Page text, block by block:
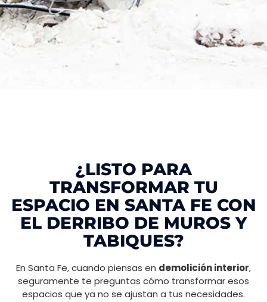
¿LISTO PARA
TRANSFORMAR TU
ESPACIO EN SANTA FE CON
EL DERRIBO DE MUROS Y
TABIQUES?
En Santa Fe, cuando piensas en demolición interior,
seguramente te preguntas cómo transformar esos
espacios que ya no se ajustan a tus necesidades.